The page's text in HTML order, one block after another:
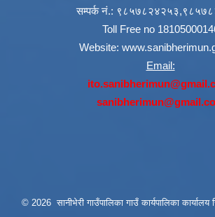
सम्पर्क नं.:
Toll Free no
Website:
Email:
© 2026 सानीभेरी गाउँपालिका गाउँ कार्यपालिका